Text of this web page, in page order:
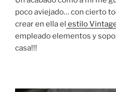
poco aviejado… con cierto
crear en ella el estilo
empleado elementos y
casa!!!